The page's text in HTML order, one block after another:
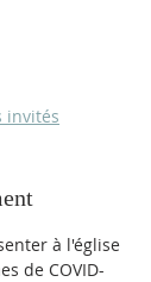
invités
à l'église
de COVID-